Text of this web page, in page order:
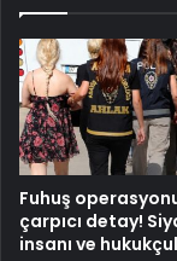
Fuhuş
çarpıcı detay!
insanı ve